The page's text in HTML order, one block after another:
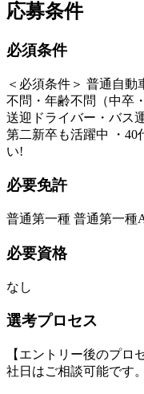
応募条件
必須条件
＜必須条件＞ 普通自
不問・年齢不問（中卒
送迎ドライバー・バス
第二新卒も活躍中 ・40
い!
必要免許
普通第一種 普通第一種
必要資格
なし
選考プロセス
【エントリー後のプ
社日はご相談可能です